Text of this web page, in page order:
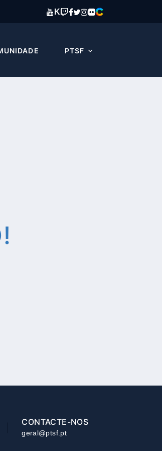
K
PTSF
CONTACTE-NOS
geral@ptsf.pt